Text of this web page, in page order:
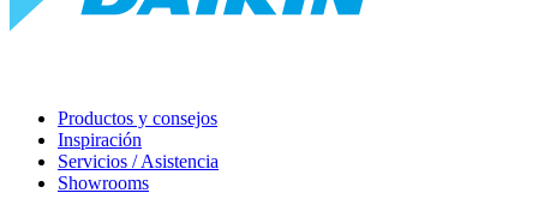
Productos y consejos
Inspiración
Servicios / Asistencia
Showrooms